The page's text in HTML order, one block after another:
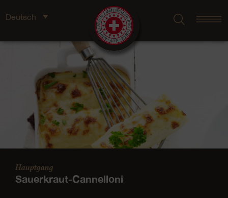
Deutsch
Hauptgang
Sauerkraut-Cannelloni